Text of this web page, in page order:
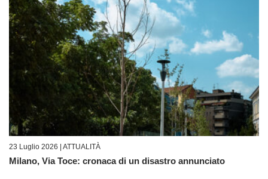
23 Luglio 2026 | ATTUALITÀ
Milano, Via Toce: cronaca di un disastro annunciato